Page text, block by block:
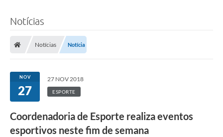
Notícias
Notícias Notícia
NOV
27
27 NOV 2018
ESPORTE
Coordenadoria de Esporte realiza eventos
esportivos neste fim de semana